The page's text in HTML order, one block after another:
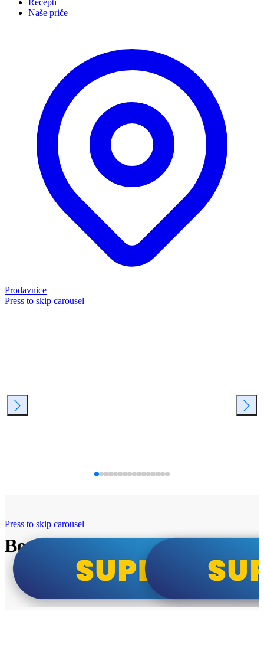
Recepti
Naše priče
Prodavnice
Press to skip carousel
Bosch super cene
Press to skip carousel